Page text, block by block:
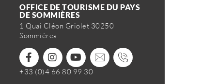
OFFICE DE TOURISME DU PAYS
DE SOMMIÈRES
1 Quai Cléon Griolet 30250
Sommières
+33 (0)4 66 80 99 30